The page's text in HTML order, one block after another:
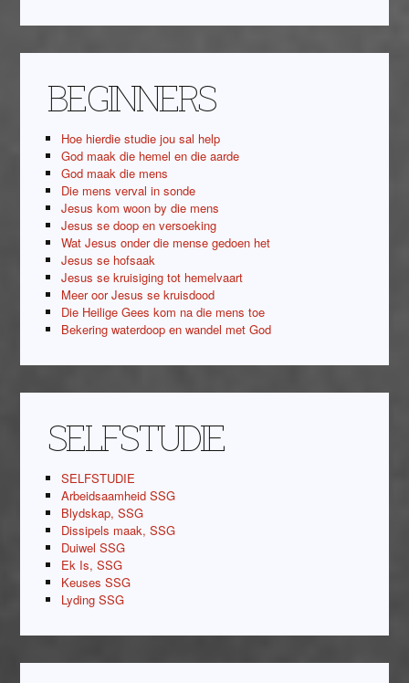
BEGINNERS
Hoe hierdie studie jou sal help
God maak die hemel en die aarde
God maak die mens
Die mens verval in sonde
Jesus kom woon by die mens
Jesus se doop en versoeking
Wat Jesus onder die mense gedoen het
Jesus se hofsaak
Jesus se kruisiging tot hemelvaart
Meer oor Jesus se kruisdood
Die Heilige Gees kom na die mens toe
Bekering waterdoop en wandel met God
SELFSTUDIE
SELFSTUDIE
Arbeidsaamheid SSG
Blydskap, SSG
Dissipels maak, SSG
Duiwel SSG
Ek Is, SSG
Keuses SSG
Lyding SSG